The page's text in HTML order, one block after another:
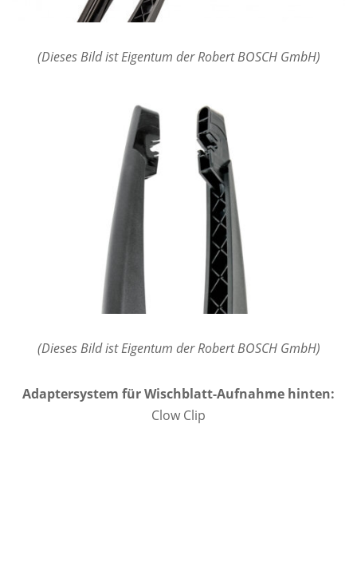
(Dieses Bild ist Eigentum der Robert BOSCH GmbH)
(Dieses Bild ist Eigentum der Robert BOSCH GmbH)
Adaptersystem für Wischblatt-Aufnahme hinten:
Clow Clip